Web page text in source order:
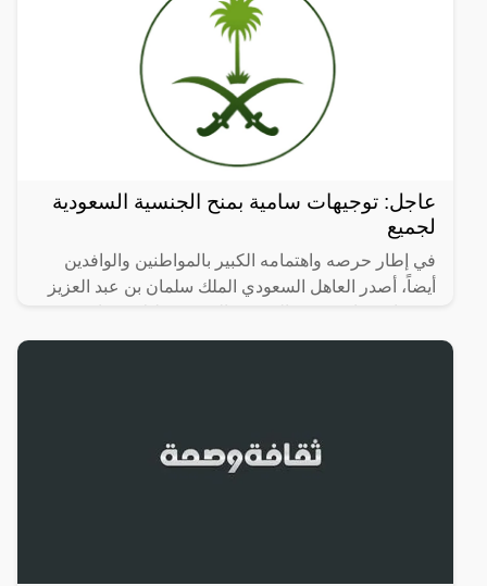
عاجل: توجيهات سامية بمنح الجنسية السعودية
لجميع
في إطار حرصه واهتمامه الكبير بالمواطنين والوافدين
أيضاً، أصدر العاهل السعودي الملك سلمان بن عبد العزيز